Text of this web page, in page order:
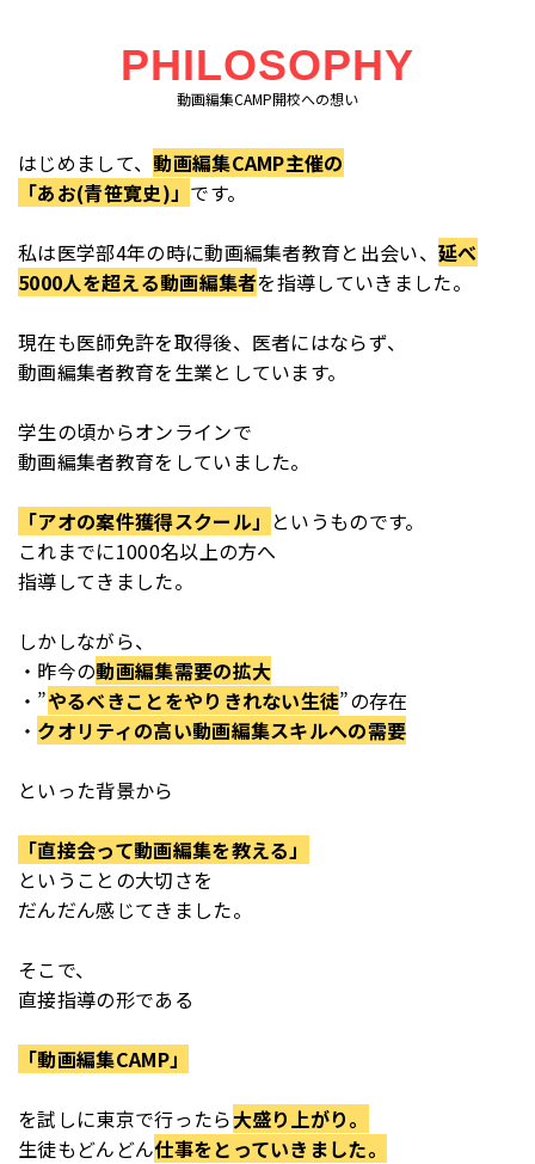
PHILOSOPHY
動画編集CAMP開校への想い
はじめまして、動画編集CAMP主催の
「あお(青笹寛史)」 です。
私は医学部4年の時に動画編集者教育と出会い、延べ
5000人を超える動画編集者を指導していきました。
現在も医師免許を取得後、医者にはならず、
動画編集者教育を生業としています。
学生の頃からオンラインで
動画編集者教育をしていました。
「アオの案件獲得スクール」 というものです。
これまでに1000名以上の方へ
指導してきました。
しかしながら、
・昨今の動画編集需要の拡大
・”やるべきことをやりきれない生徒”の存在
・ クオリティの高い動画編集スキルへの需要
といった背景から
「直接会って動画編集を教える」
ということの大切さを
だんだん感じてきました。
そこで、
直接指導の形である
「動画編集CAMP」
を試しに東京で行ったら大盛り上がり。
生徒もどんどん仕事をとっていきました。